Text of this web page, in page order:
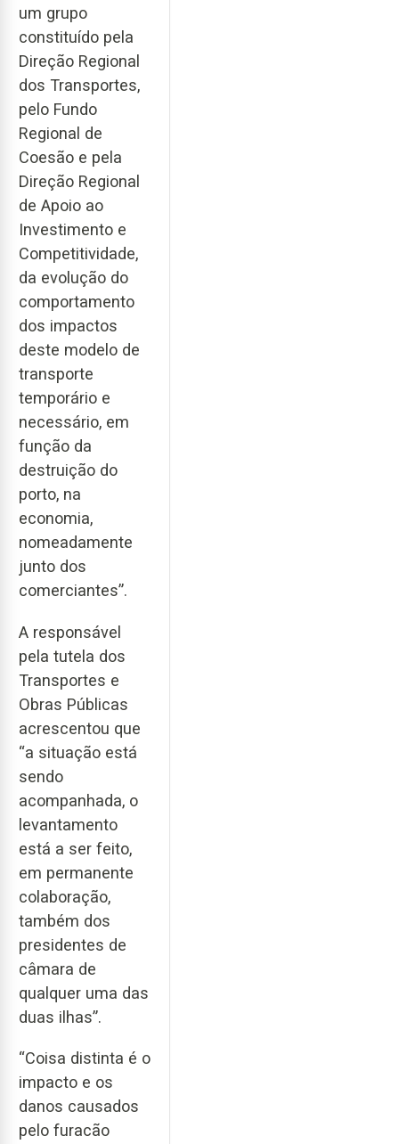
um grupo
constituído pela
Direção Regional
dos Transportes,
pelo Fundo
Regional de
Coesão e pela
Direção Regional
de Apoio ao
Investimento e
Competitividade,
da evolução do
comportamento
dos impactos
deste modelo de
transporte
temporário e
necessário, em
função da
destruição do
porto, na
economia,
nomeadamente
junto dos
comerciantes”.
A responsável
pela tutela dos
Transportes e
Obras Públicas
acrescentou que
“a situação está
sendo
acompanhada, o
levantamento
está a ser feito,
em permanente
colaboração,
também dos
presidentes de
câmara de
qualquer uma das
duas ilhas”.
“Coisa distinta é o
impacto e os
danos causados
pelo furacão